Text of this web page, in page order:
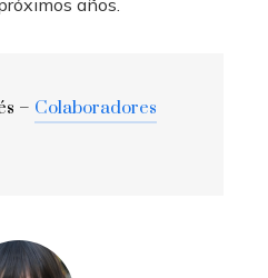
– Colaboradores